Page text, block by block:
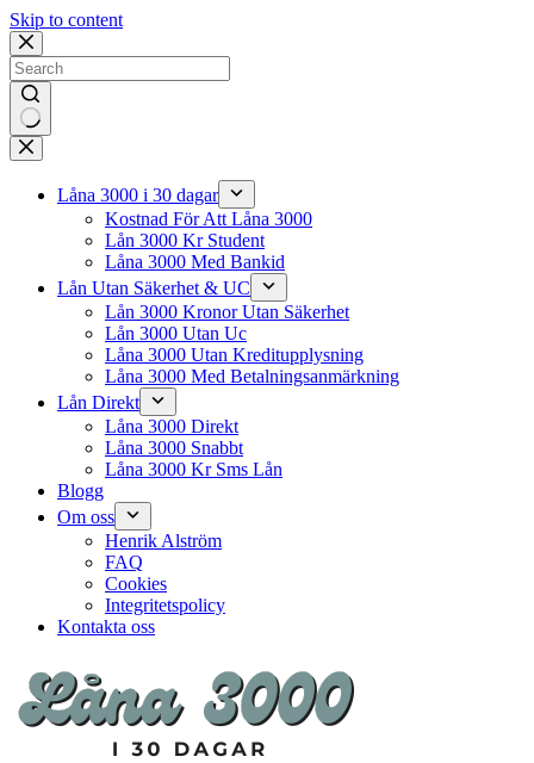
Skip to content
No
results
Låna 3000 i 30 dagar
Kostnad För Att Låna 3000
Lån 3000 Kr Student
Låna 3000 Med Bankid
Lån Utan Säkerhet & UC
Lån 3000 Kronor Utan Säkerhet
Lån 3000 Utan Uc
Låna 3000 Utan Kreditupplysning
Låna 3000 Med Betalningsanmärkning
Lån Direkt
Låna 3000 Direkt
Låna 3000 Snabbt
Låna 3000 Kr Sms Lån
Blogg
Om oss
Henrik Alström
FAQ
Cookies
Integritetspolicy
Kontakta oss